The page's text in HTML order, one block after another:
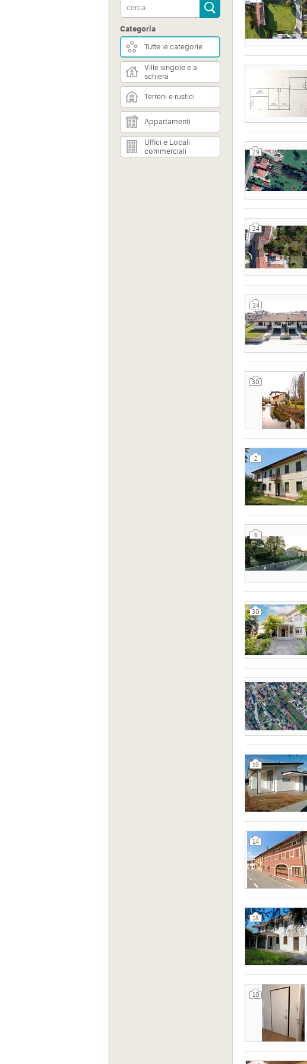
Categoria
Tutte le categorie
Ville singole e a
schiera
Terreni e rustici
Appartamenti
Uffici e Locali
commerciali
29
24
24
30
2
6
30
19
14
18
10